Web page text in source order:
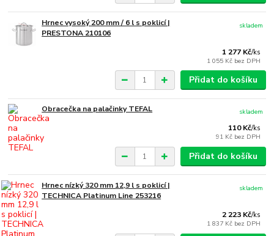
Hrnec vysoký 200 mm / 6 l s poklicí |
PRESTONA 210106
1 277 Kč/ks
1 055 Kč bez DPH
skladem
Přidat do košíku
Obracečka na palačinky TEFAL
110 Kč/ks
91 Kč bez DPH
skladem
Přidat do košíku
Hrnec nízký 320 mm 12,9 l s poklicí |
TECHNICA Platinum Line 253216
2 223 Kč/ks
1 837 Kč bez DPH
skladem